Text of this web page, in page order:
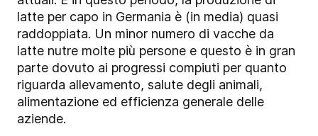
latte per capo in Germania è (in media) quasi
raddoppiata. Un minor numero di vacche da
latte nutre molte più persone e questo è in gran
parte dovuto ai progressi compiuti per quanto
riguarda allevamento, salute degli animali,
alimentazione ed efficienza generale delle
aziende.